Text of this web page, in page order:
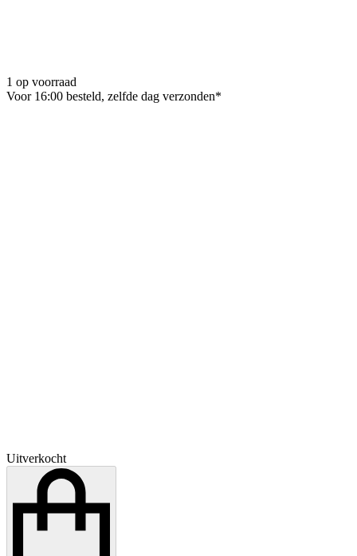
1 op voorraad
Voor 16:00 besteld, zelfde dag verzonden*
Uitverkocht